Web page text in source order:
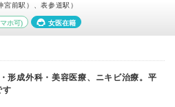
前駅）、表参道駅）
ホ可) 女医在籍
形成外科・美容医療、ニキビ治療。平
す